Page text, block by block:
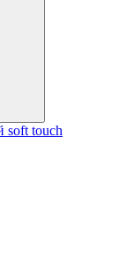
soft touch